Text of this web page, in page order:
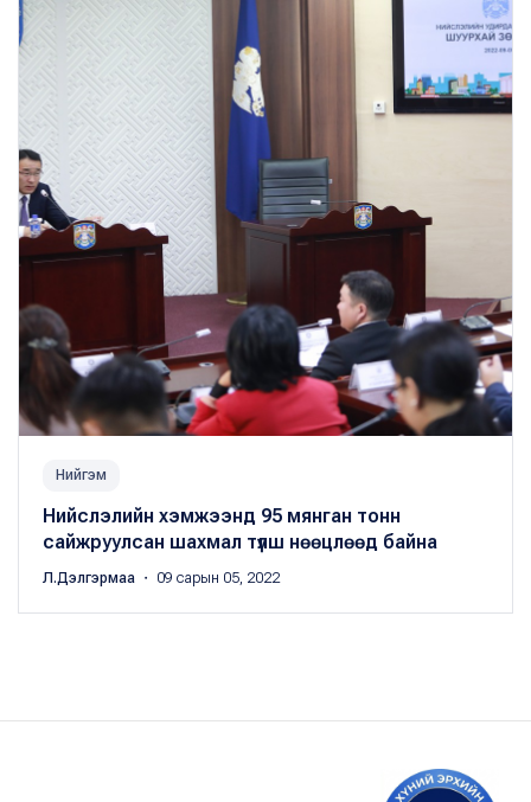
Нийгэм
Нийслэлийн хэмжээнд 95 мянган тонн
сайжруулсан шахмал түлш нөөцлөөд байна
Л.Дэлгэрмаа ・ 09 сарын 05, 2022